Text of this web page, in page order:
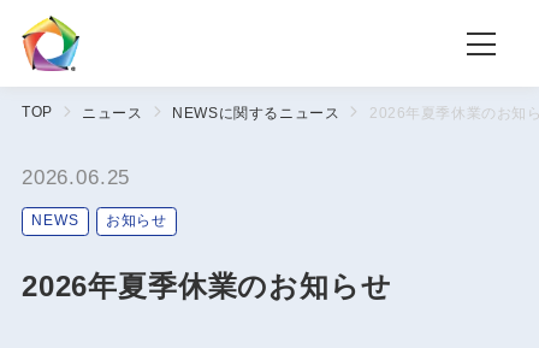
TOP ニュース NEWSに関するニュース 2026年夏季休業のお知
2026.06.25
NEWS お知らせ
2026年夏季休業のお知らせ